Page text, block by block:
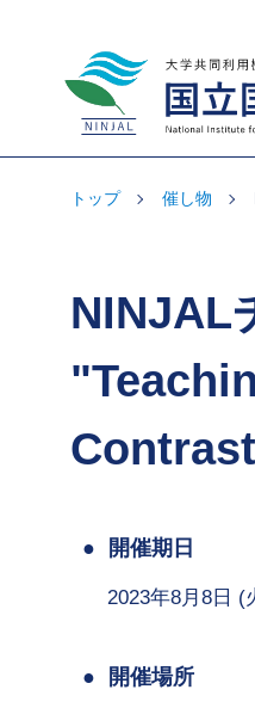
大学共同利用機関法
トップ 催し物
NINJAL
開催期日
2023年8月8日 (
開催場所